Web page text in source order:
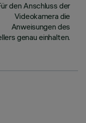
den Anschluss der
Videokamera die
Anweisungen des
genau einhalten.